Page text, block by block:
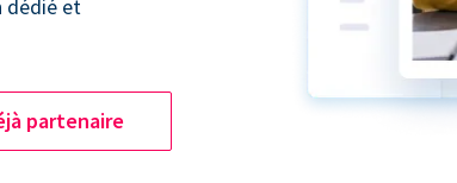
dédié et
partenaire